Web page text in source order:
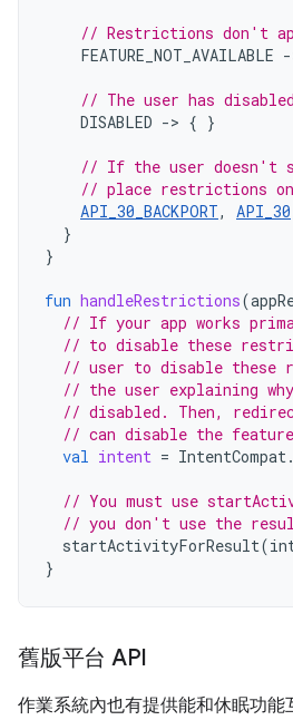
// Restrictions don't
FEATURE_NOT_AVAILABLE -
// The user has
DISABLED -> { }
// If the user doesn't
// place restrictions
API_30_BACKPORT, API_30
}
}
fun handleRestrictions(
// If your app works
// to disable these
// user to disable these
// the user explaining
// disabled. Then,
// can disable the
val intent = IntentCompat.
// You must use
// you don't use the
startActivityForResult(
}
舊版平台 API
作業系統內也有提供能和休眠功能